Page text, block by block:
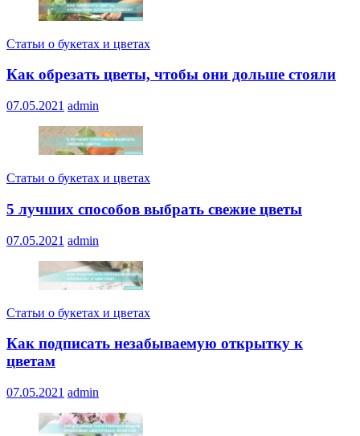
Статьи о букетах и цветах
Как обрезать цветы, чтобы они дольше стояли
07.05.2021 admin
Статьи о букетах и цветах
5 лучших способов выбрать свежие цветы
07.05.2021 admin
Статьи о букетах и цветах
Как подписать незабываемую открытку к
цветам
07.05.2021 admin